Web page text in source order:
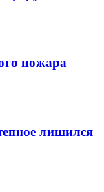
пожара
лишился